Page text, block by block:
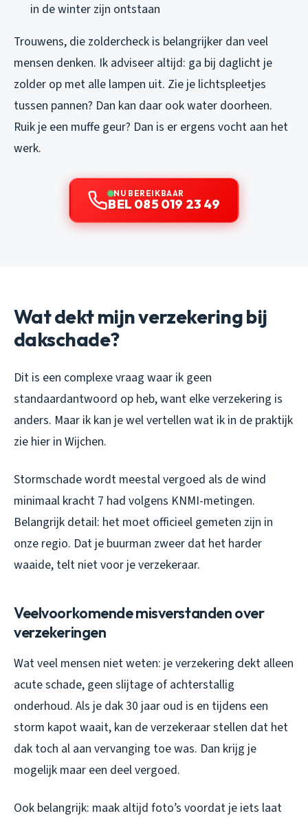
in de winter zijn ontstaan
Trouwens, die zoldercheck is belangrijker dan veel
mensen denken. Ik adviseer altijd: ga bij daglicht je
zolder op met alle lampen uit. Zie je lichtspleetjes
tussen pannen? Dan kan daar ook water doorheen.
Ruik je een muffe geur? Dan is er ergens vocht aan het
werk.
NU BEREIKBAAR
BEL 085 019 23 49
Wat dekt mijn verzekering bij
dakschade?
Dit is een complexe vraag waar ik geen
standaardantwoord op heb, want elke verzekering is
anders. Maar ik kan je wel vertellen wat ik in de praktijk
zie hier in Wijchen.
Stormschade wordt meestal vergoed als de wind
minimaal kracht 7 had volgens KNMI-metingen.
Belangrijk detail: het moet officieel gemeten zijn in
onze regio. Dat je buurman zweer dat het harder
waaide, telt niet voor je verzekeraar.
Veelvoorkomende misverstanden over
verzekeringen
Wat veel mensen niet weten: je verzekering dekt alleen
acute schade, geen slijtage of achterstallig
onderhoud. Als je dak 30 jaar oud is en tijdens een
storm kapot waait, kan de verzekeraar stellen dat het
dak toch al aan vervanging toe was. Dan krijg je
mogelijk maar een deel vergoed.
Ook belangrijk: maak altijd foto’s voordat je iets laat